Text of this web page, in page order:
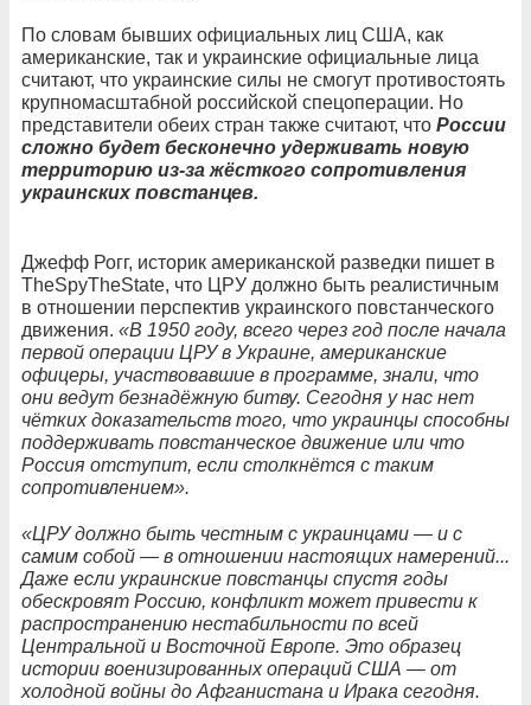
По словам бывших официальных лиц США, как
американские, так и украинские официальные лица
считают, что украинские силы не смогут противостоять
крупномасштабной российской спецоперации. Но
представители обеих стран также считают, что России
сложно будет бесконечно удерживать новую
территорию из-за жёсткого сопротивления
украинских повстанцев.
Джефф Рогг, историк американской разведки пишет в
TheSpyTheState, что ЦРУ должно быть реалистичным
в отношении перспектив украинского повстанческого
движения. «В 1950 году, всего через год после начала
первой операции ЦРУ в Украине, американские
офицеры, участвовавшие в программе, знали, что
они ведут безнадёжную битву. Сегодня у нас нет
чётких доказательств того, что украинцы способны
поддерживать повстанческое движение или что
Россия отступит, если столкнётся с таким
сопротивлением».
«ЦРУ должно быть честным с украинцами — и с
самим собой — в отношении настоящих намерений...
Даже если украинские повстанцы спустя годы
обескровят Россию, конфликт может привести к
распространению нестабильности по всей
Центральной и Восточной Европе. Это образец
истории военизированных операций США — от
холодной войны до Афганистана и Ирака сегодня.